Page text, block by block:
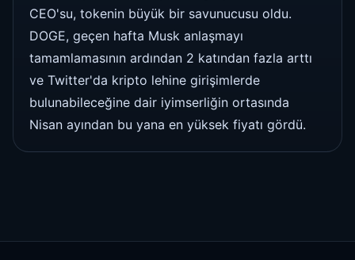
CEO'su, tokenin büyük bir savunucusu oldu.
DOGE, geçen hafta Musk anlaşmayı
tamamlamasının ardından 2 katından fazla arttı
ve Twitter'da kripto lehine girişimlerde
bulunabileceğine dair iyimserliğin ortasında
Nisan ayından bu yana en yüksek fiyatı gördü.